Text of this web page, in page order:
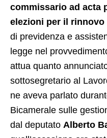
commissario ad acta
elezioni per il
di previdenza e
legge nel
attua quanto
sottosegretario al
ne aveva parlato
Bicamerale sulle
dal deputato Alberto